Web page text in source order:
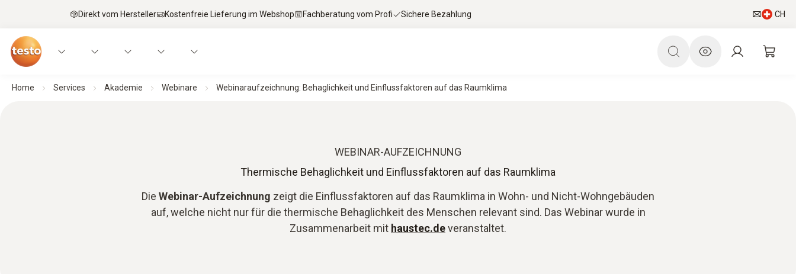
Direkt vom Hersteller Kostenfreie Lieferung im Webshop Fachberatung vom Profi Sichere Bezahlung CH
Home Services Akademie Webinare Webinaraufzeichnung: Behaglichkeit und Einflussfaktoren auf das Raumklima
WEBINAR-AUFZEICHNUNG
Thermische Behaglichkeit und Einflussfaktoren auf das Raumklima
Die Webinar-Aufzeichnung zeigt die Einflussfaktoren auf das Raumklima in Wohn- und Nicht-Wohngebäuden
auf, welche nicht nur für die thermische Behaglichkeit des Menschen relevant sind. Das Webinar wurde in
Zusammenarbeit mit haustec.deveranstaltet.